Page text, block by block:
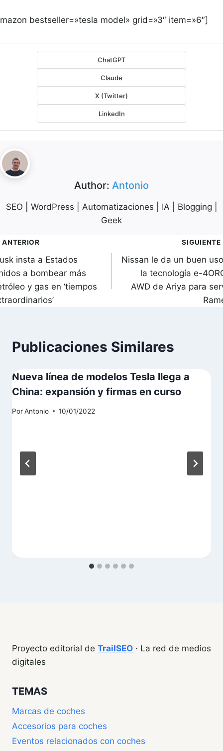
bestseller=»tesla model» grid=»3″ item=»6″]
ChatGPT
Claude
X (Twitter)
LinkedIn
Author: Antonio
SEO | WordPress | Automatizaciones | IA | Blogging |
Geek
ANTERIOR
insta a Estados
a bombear más
y gas en ‘tiempos
SIGUIENTE
Nissan le da un buen
la tecnología e-
AWD de Ariya para
Publicaciones Similares
Nueva línea de modelos Tesla llega a
China: expansión y firmas en curso
PorAntonio 10/01/2022
Proyecto editorial de TrailSEO · La red de medios
digitales
TEMAS
Marcas de coches
Accesorios para coches
Eventos relacionados con coches